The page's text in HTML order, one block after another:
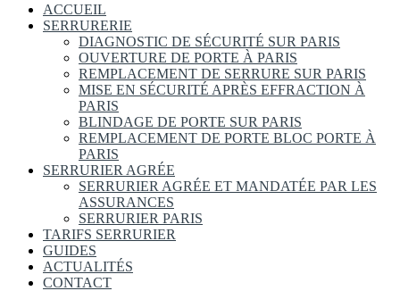
ACCUEIL
SERRURERIE
DIAGNOSTIC DE SÉCURITÉ SUR PARIS
OUVERTURE DE PORTE À PARIS
REMPLACEMENT DE SERRURE SUR PARIS
MISE EN SÉCURITÉ APRÈS EFFRACTION À
PARIS
BLINDAGE DE PORTE SUR PARIS
REMPLACEMENT DE PORTE BLOC PORTE À
PARIS
SERRURIER AGRÉE
SERRURIER AGRÉE ET MANDATÉE PAR LES
ASSURANCES
SERRURIER PARIS
TARIFS SERRURIER
GUIDES
ACTUALITÉS
CONTACT